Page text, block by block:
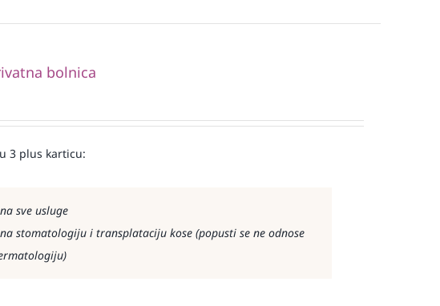
bolnica
3 plus karticu:
sve usluge
stomatologiju i transplataciju kose (popusti se ne odnose